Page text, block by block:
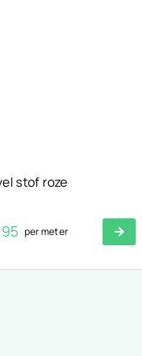
stof roze
per meter